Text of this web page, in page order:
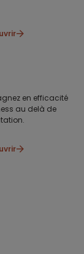
en efficacité
au delà de